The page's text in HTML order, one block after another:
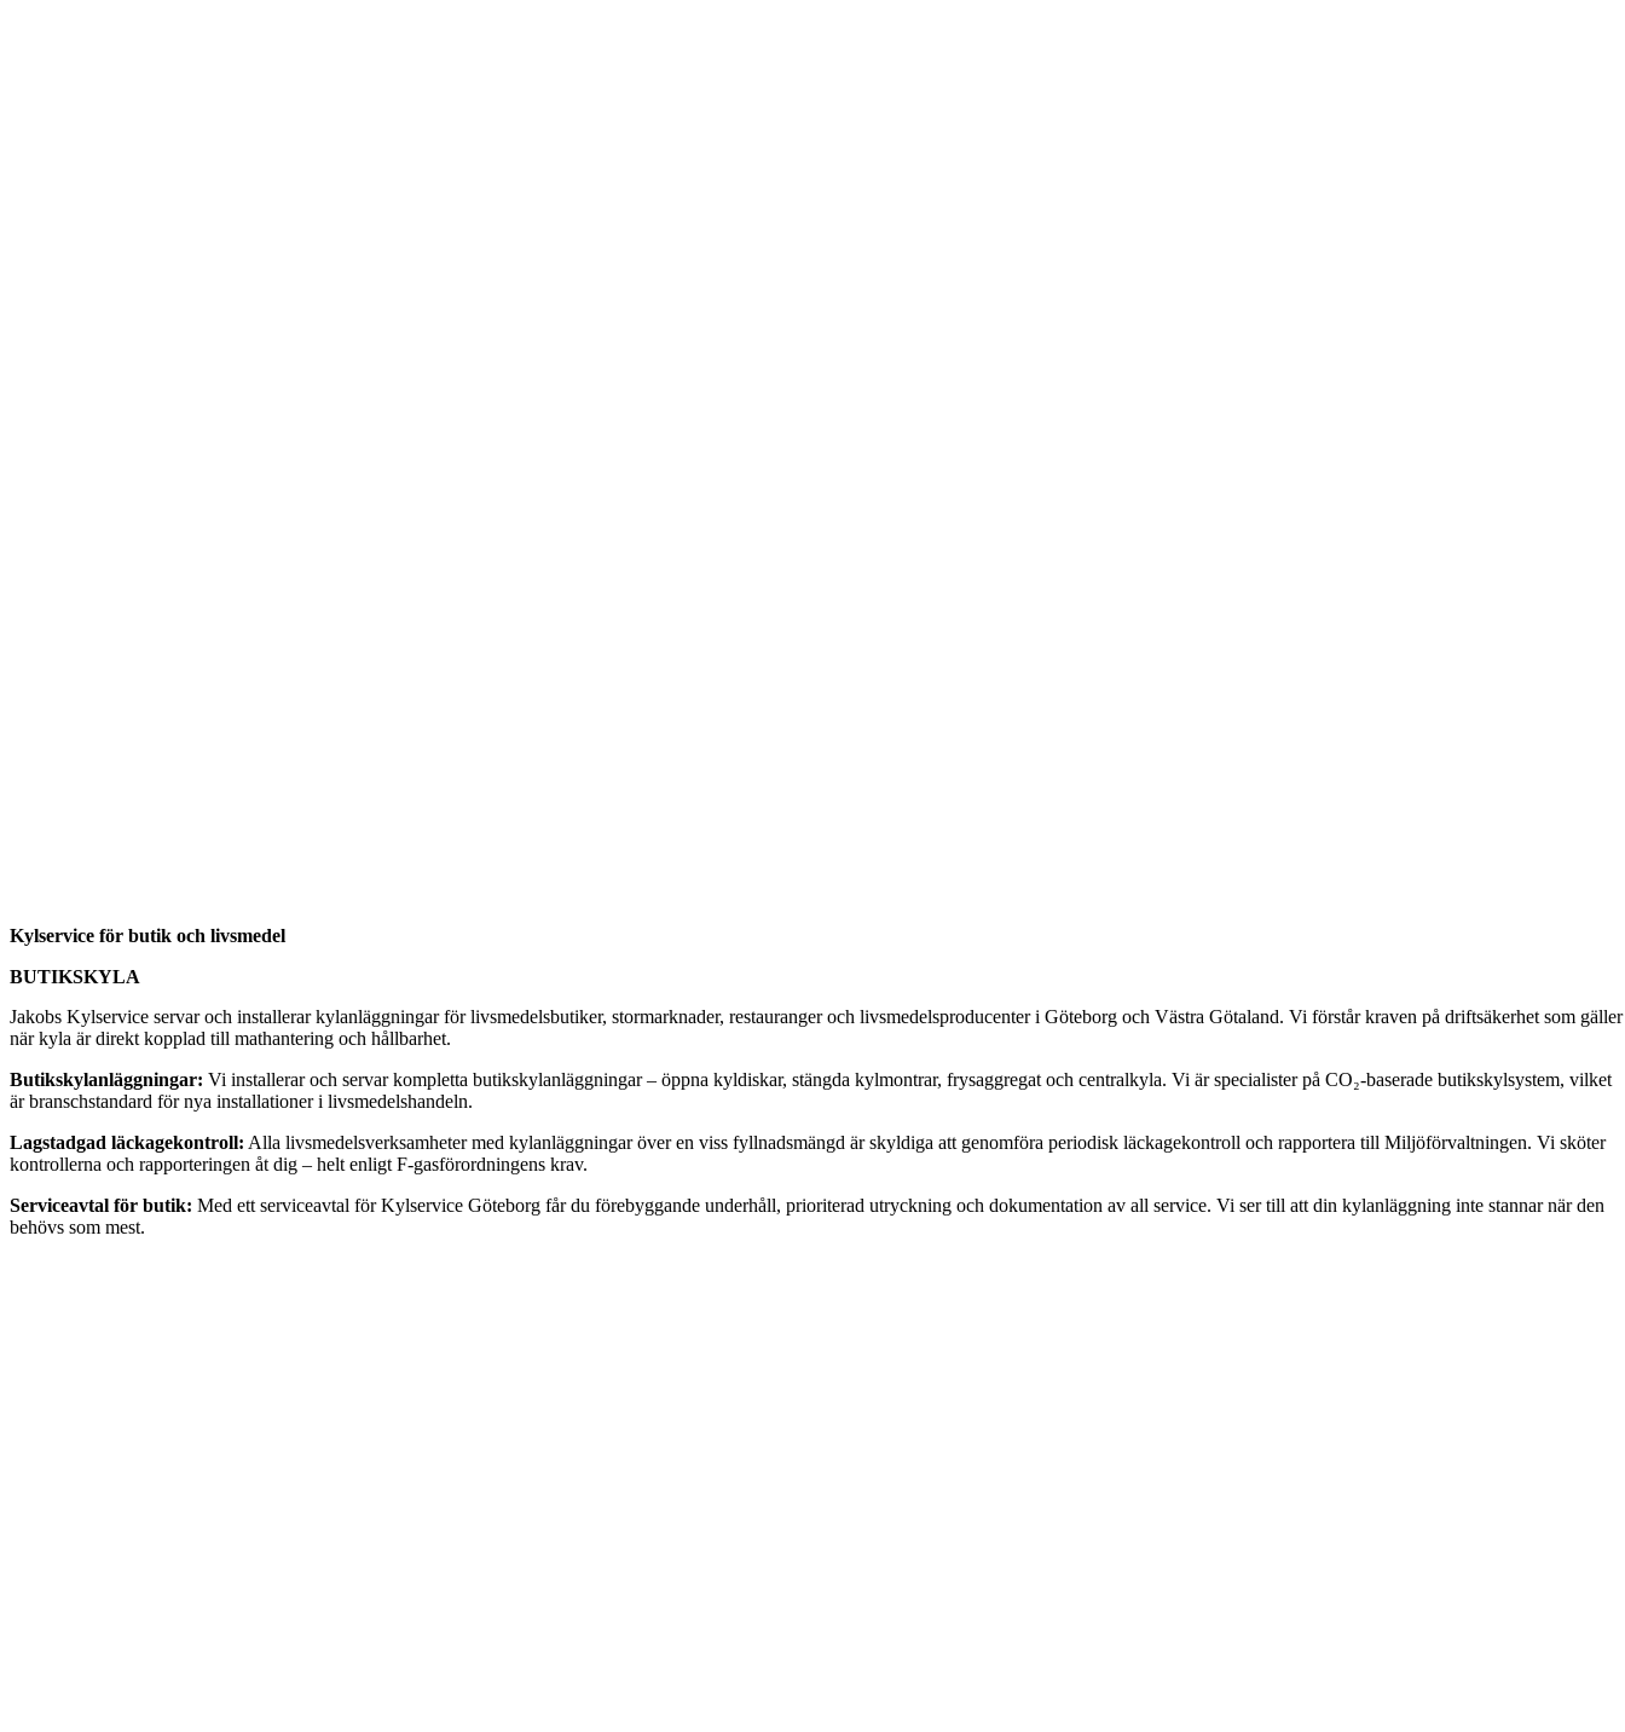
Kylservice för butik och livsmedel
BUTIKSKYLA
Jakobs Kylservice servar och installerar kylanläggningar för livsmedelsbutiker, stormarknader, restauranger och livsmedelsproducenter i Göteborg och Västra Götaland. Vi förstår kraven på driftsäkerhet som gäller
när kyla är direkt kopplad till mathantering och hållbarhet.
Butikskylanläggningar: Vi installerar och servar kompletta butikskylanläggningar – öppna kyldiskar, stängda kylmontrar, frysaggregat och centralkyla. Vi är specialister på CO₂-baserade butikskylsystem, vilket
är branschstandard för nya installationer i livsmedelshandeln.
Lagstadgad läckagekontroll: Alla livsmedelsverksamheter med kylanläggningar över en viss fyllnadsmängd är skyldiga att genomföra periodisk läckagekontroll och rapportera till Miljöförvaltningen. Vi sköter
kontrollerna och rapporteringen åt dig – helt enligt F-gasförordningens krav.
Serviceavtal för butik: Med ett serviceavtal för Kylservice Göteborg får du förebyggande underhåll, prioriterad utryckning och dokumentation av all service. Vi ser till att din kylanläggning inte stannar när den
behövs som mest.